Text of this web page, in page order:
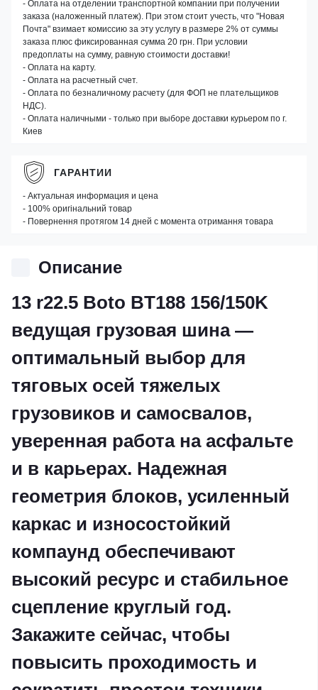
Описание
13 r22.5 Boto BT188 156/150K
ведущая грузовая шина —
оптимальный выбор для
тяговых осей тяжелых
грузовиков и самосвалов,
уверенная работа на асфальте
и в карьерах. Надежная
геометрия блоков, усиленный
каркас и износостойкий
компаунд обеспечивают
высокий ресурс и стабильное
сцепление круглый год.
Закажите сейчас, чтобы
повысить проходимость и
- Оплата на отделении транспортной компании при получении
заказа (наложенный платеж). При этом стоит учесть, что "Новая
Почта" взимает комиссию за эту услугу в размере 2% от суммы
заказа плюс фиксированная сумма 20 грн. При условии
предоплаты на сумму, равную стоимости доставки!
- Оплата на карту.
- Оплата на расчетный счет.
- Оплата по безналичному расчету (для ФОП не плательщиков
НДС).
- Оплата наличными - только при выборе доставки курьером по г.
Киев
ГАРАНТИИ
- Актуальная информация и цена
- 100% оригінальний товар
- Повернення протягом 14 дней с момента отримання товара